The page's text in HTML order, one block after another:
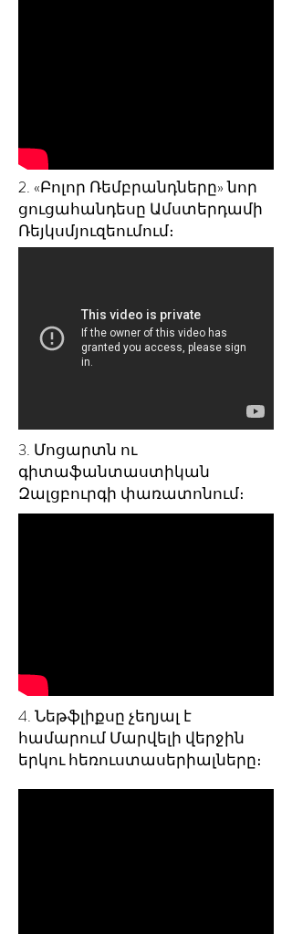
2. «Բոլոր Ռեմբրանդները» նոր
ցուցահանդեսը Ամստերդամի
Ռեյկսմյուզեումում։
3. Մոցարտն ու
գիտաֆանտաստիկան
Զալցբուրգի փառատոնում։
4. Նեթֆլիքսը չեղյալ է
համարում Մարվելի վերջին
երկու հեռուստասերիալները։